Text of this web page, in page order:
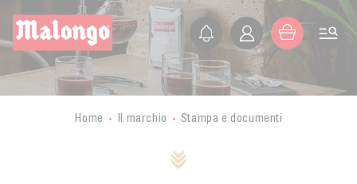
IT FR EN ES
L’AZIENDA
PRESENTAZIONE
PICCOLI PRODUTTORI
VIAGGIO NEI PAESI PRODUTTORI
Home Il marchio Stampa e documenti